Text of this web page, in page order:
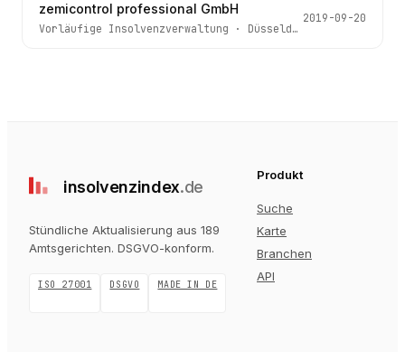
zemicontrol professional GmbH
Vorläufige Insolvenzverwaltung · Düsseldorf
2019-09-20
insolvenzindex.de
Stündliche Aktualisierung aus 189
Amtsgerichten. DSGVO-konform.
ISO 27001 DSGVO MADE IN DE
Produkt
Suche
Karte
Branchen
API